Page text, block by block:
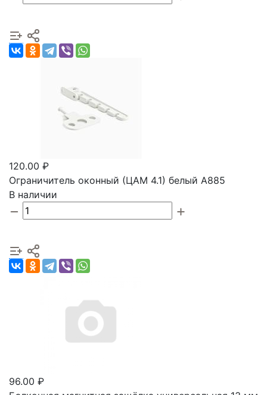
120.00 ₽
Ограничитель оконный (ЦАМ 4.1) белый А885
В наличии
96.00 ₽